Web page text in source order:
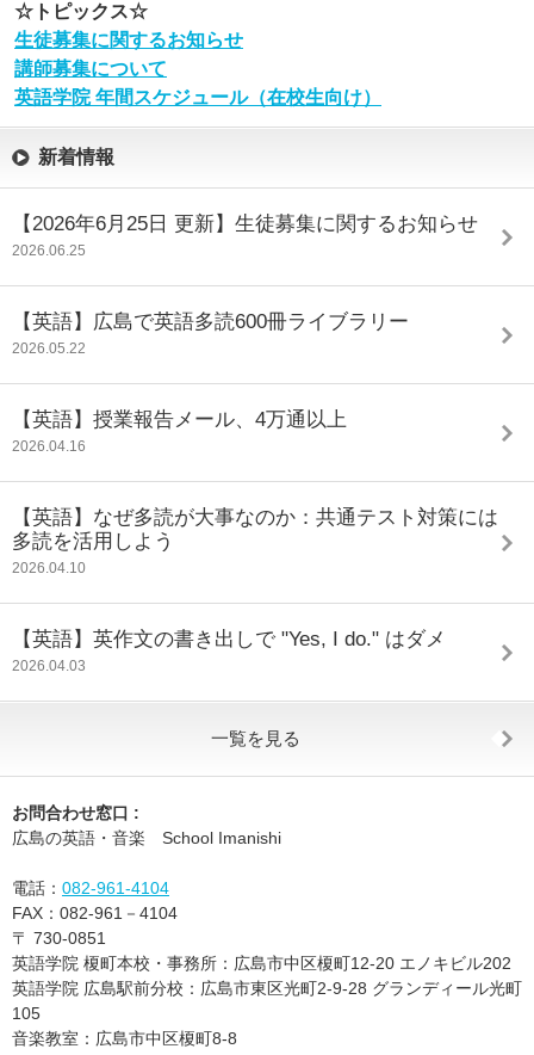
☆トピックス☆
生徒募集に関するお知らせ
講師募集について
英語学院 年間スケジュール（在校生向け）
新着情報
【2026年6月25日 更新】生徒募集に関するお知らせ
2026.06.25
​​​​​​【英語】広島で英語多読600冊ライブラリー
2026.05.22
【英語】授業報告メール、4万通以上
2026.04.16
【英語】なぜ多読が大事なのか：共通テスト対策には
多読を活用しよう
2026.04.10
【英語】英作文の書き出しで "Yes, I do." はダメ
2026.04.03
一覧を見る
お問合わせ窓口 :
広島の英語・音楽 School Imanishi
電話： 082-961-4104
FAX： 082-961－4104
〒 730-0851
英語学院 榎町本校・事務所：広島市中区榎町12-20 エノキビル202
英語学院 広島駅前分校：広島市東区光町2-9-28 グランディール光町
105
音楽教室：広島市中区榎町8-8